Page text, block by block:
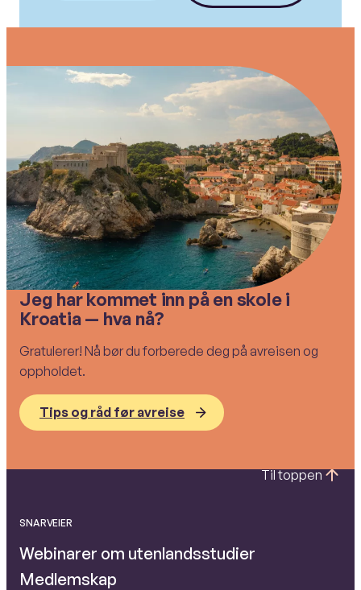
Jeg har kommet inn på en skole i
Kroatia — hva nå?
Gratulerer! Nå bør du forberede deg på avreisen og
oppholdet.
Tips og råd før avreise
SNARVEIER
Webinarer om utenlandsstudier
Medlemskap
Til toppen